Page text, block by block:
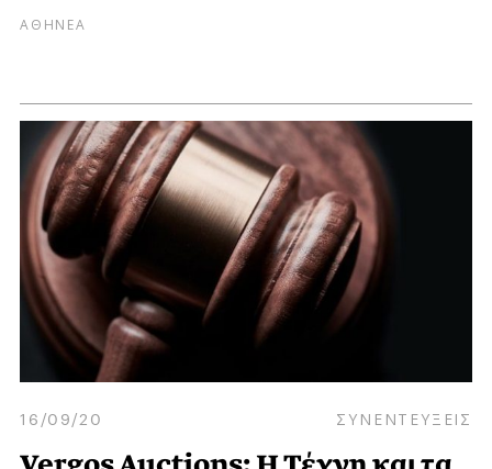
ΑΘΗΝΕΑ
16/09/20 ΣΥΝΕΝΤΕΥΞΕΙΣ